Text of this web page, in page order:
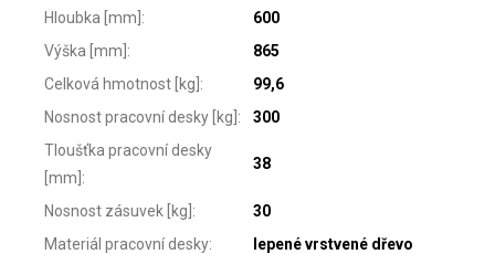
Hloubka [mm]:
600
Výška [mm]:
865
Celková hmotnost [kg]:
99,6
Nosnost pracovní desky [kg]:
300
Tloušťka pracovní desky
[mm]:
38
Nosnost zásuvek [kg]:
30
Materiál pracovní desky: lepené vrstvené dřevo